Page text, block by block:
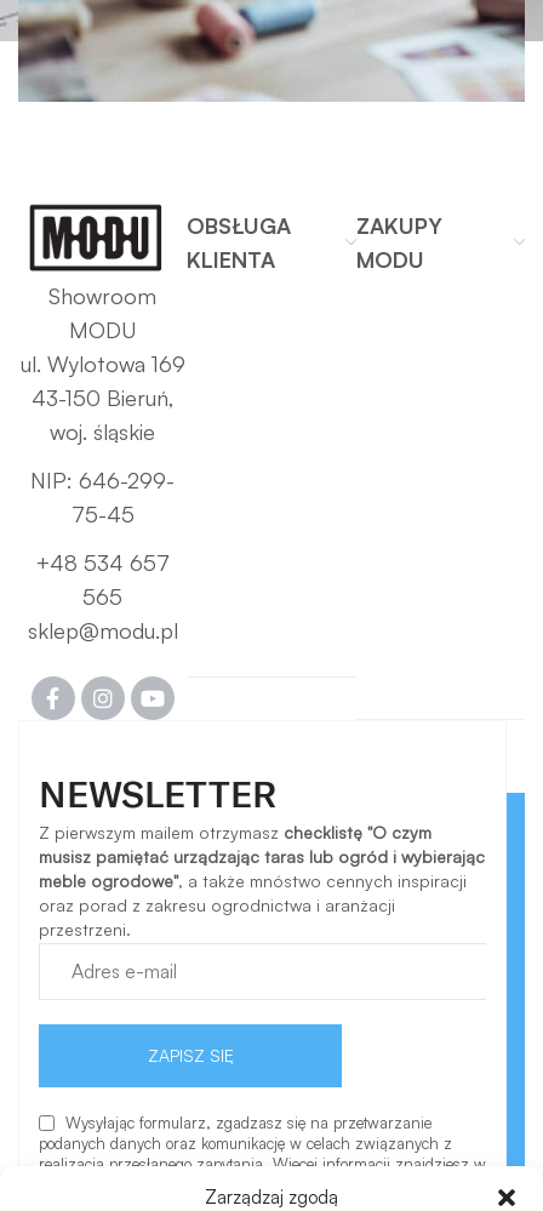
Zarządzaj zgodą
Showroom
MODU
ul. Wylotowa 169
43-150 Bieruń,
woj. śląskie
NIP: 646-299-
75-45
+48 534 657
565
sklep@modu.pl
OBSŁUGA
KLIENTA
ZAKUPY
MODU
NEWSLETTER
Z pierwszym mailem otrzymasz checklistę "O czym
musisz pamiętać urządzając taras lub ogród i wybierając
meble ogrodowe", a także mnóstwo cennych inspiracji
oraz porad z zakresu ogrodnictwa i aranżacji
przestrzeni.
Wysyłając formularz, zgadzasz się na przetwarzanie
podanych danych oraz komunikację w celach związanych z
realizacją przesłanego zapytania. Więcej informacji znajdziesz w
ZAPISZ SIĘ